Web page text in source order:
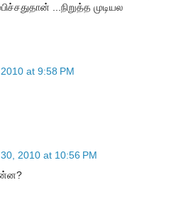
...நிறுத்த முடியல
at 9:58 PM
2010 at 10:56 PM